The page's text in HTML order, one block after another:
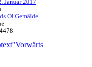
Januar 2017
Öl Gemälde
Vorwärts